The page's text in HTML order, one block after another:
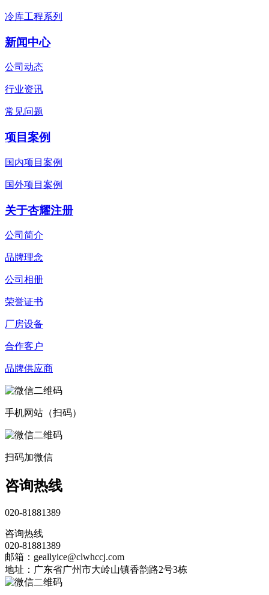
冷库工程系列
新闻中心
公司动态
行业资讯
常见问题
项目案例
国内项目案例
国外项目案例
关于杏耀注册
公司简介
品牌理念
公司相册
荣誉证书
厂房设备
合作客户
品牌供应商
手机网站（扫码）
扫码加微信
咨询热线
020-81881389
咨询热线
020-81881389
邮箱：geallyice@clwhccj.com
地址：广东省广州市大岭山镇香韵路2号3栋